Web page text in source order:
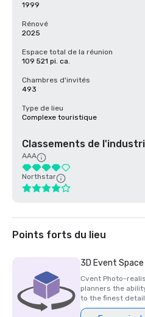
1999
Rénové
2025
Espace total de la réunion
109 521 pi. ca.
Chambres d'invités
493
Type de lieu
Complexe touristique
Classements de
AAA
Northstar
Points forts du lieu
3D Event Space
Cvent Photo-
planners the
to the finest